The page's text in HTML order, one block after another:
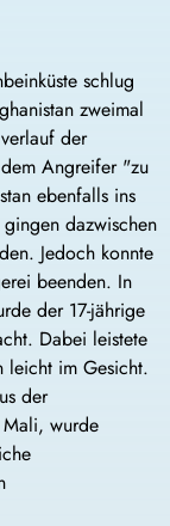
schlug
zweimal
der
Angreifer "zu
ebenfalls ins
dazwischen
Jedoch konnte
beenden. In
der 17-jährige
Dabei leistete
leicht im Gesicht.
der
wurde